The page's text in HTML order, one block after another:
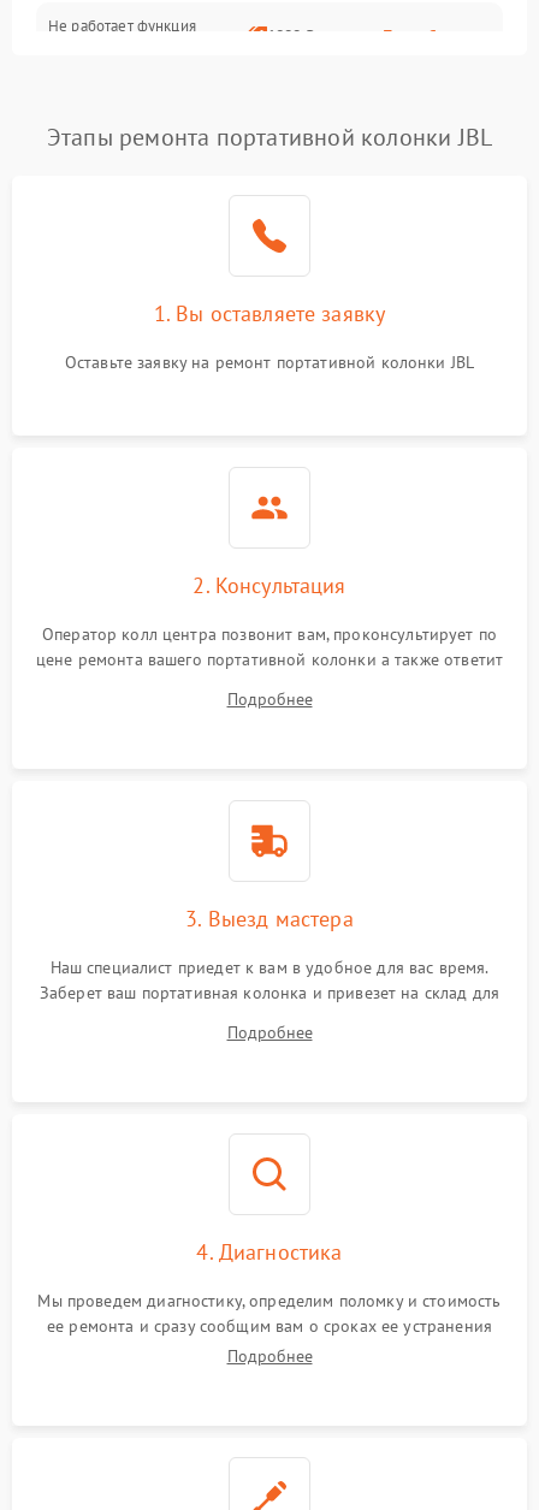
Не работает функция
1800 ₽ Подробнее →
Этапы ремонта портативной колонки JBL
1. Вы оставляете заявку
Оставьте заявку на ремонт портативной колонки JBL
2. Консультация
Оператор колл центра позвонит вам, проконсультирует по
цене ремонта вашего портативной колонки а также ответит
Подробнее
3. Выезд мастера
Наш специалист приедет к вам в удобное для вас время.
Заберет ваш портативная колонка и привезет на склад для
Подробнее
4. Диагностика
Мы проведем диагностику, определим поломку и стоимость
ее ремонта и сразу сообщим вам о сроках ее устранения
Подробнее